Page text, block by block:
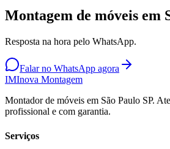
Montagem de móveis em
Resposta na hora pelo WhatsApp.
Falar no WhatsApp agora
IMInova Montagem
Montador de móveis em São Paulo SP.
profissional e com garantia.
Serviços